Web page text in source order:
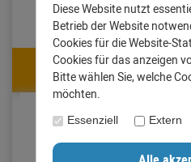
9,95 €
9,35 €
mit Code: e3oc5w99fj
Diese Website nutzt
Betrieb der Website
Cookies für die Website-
Cookies für das anzeigen
Bitte wählen Sie, welche
möchten.
Essenziell Extern